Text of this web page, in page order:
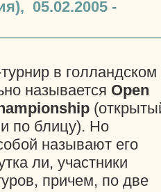
05.02.2005 -
в голландском
называется Open
по блицу). Но
называют его
ли, участники
причем, по две